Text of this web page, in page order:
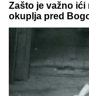
Zašto je važno
okuplja pred